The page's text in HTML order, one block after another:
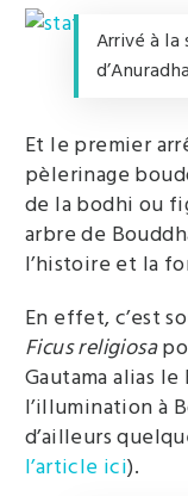
Arrivé à
Et le premier
pèlerinage
de la bodhi ou
arbre de
l’histoire et la
En effet, c’est
Ficus religiosa
Gautama alias
l’illumination à
d’ailleurs
l’article ici).